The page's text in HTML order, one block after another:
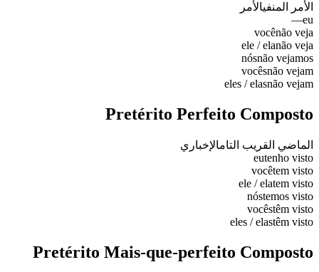
الأمر المنفيالأمر
eu
—
vocênão veja
ele / elanão veja
nósnão vejamos
vocêsnão vejam
eles / elasnão vejam
Pretérito Perfeito Composto
الماضي القريب التامالإخباري
eutenho visto
vocêtem visto
ele / elatem visto
nóstemos visto
vocêstêm visto
eles / elastêm visto
Pretérito Mais-que-perfeito Composto